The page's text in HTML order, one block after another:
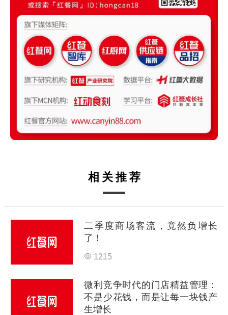
相关推荐
二季度商场客流，竟然负增长
了！
1215
微利竞争时代的门店精益管理：
不是少花钱，而是让每一块钱产
生增长